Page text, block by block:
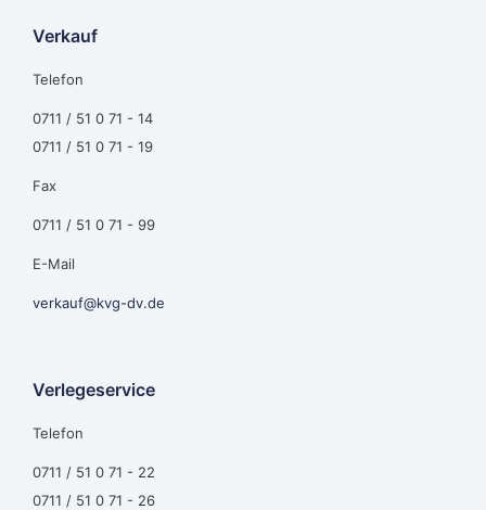
Verkauf
Telefon
0711 / 51 0 71 - 14
0711 / 51 0 71 - 19
Fax
0711 / 51 0 71 - 99
E-Mail
verkauf@kvg-dv.de
Verlegeservice
Telefon
0711 / 51 0 71 - 22
0711 / 51 0 71 - 26